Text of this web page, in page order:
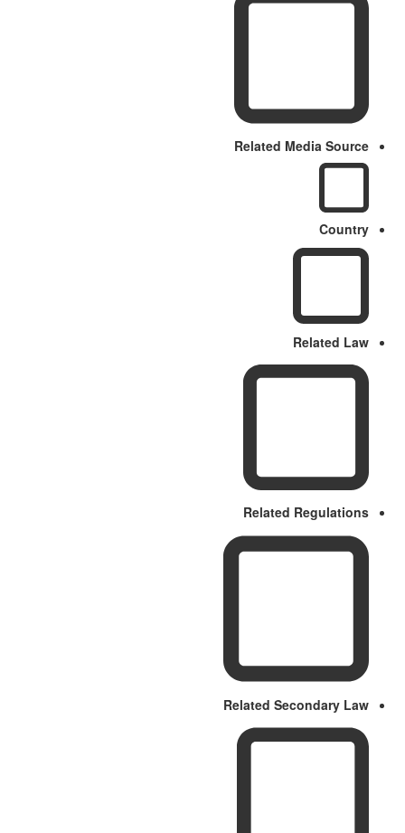
Related Media Source
Country
Related Law
Related Regulations
Related Secondary Law